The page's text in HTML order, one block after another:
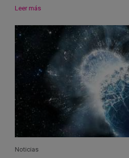
Leer más
Noticias